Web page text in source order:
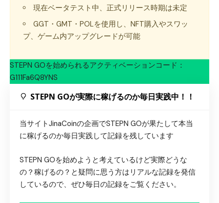
現在ベータテスト中、正式リリース時期は未定
GGT・GMT・POLを使用し、NFT購入やスワッ
プ、ゲーム内アップグレードが可能
STEPN GOを始められるアクティベーションコード：
G111Fa6Q8YNS
STEPN GOが実際に稼げるのか毎日実践中！！
当サイトJinaCoinの企画でSTEPN GOが果たして本当
に稼げるのか毎日実践して記録を残しています
STEPN GOを始めようと考えているけど実際どうな
の？稼げるの？と疑問に思う方はリアルな記録を発信
しているので、ぜひ毎日の記録をご覧ください。